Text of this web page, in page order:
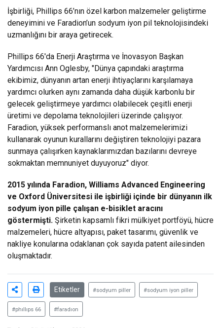
İşbirliği, Phillips 66’nın özel karbon malzemeler geliştirme
deneyimini ve Faradion’un sodyum iyon pil teknolojisindeki
uzmanlığını bir araya getirecek.
Phillips 66'da Enerji Araştırma ve İnovasyon Başkan
Yardımcısı Ann Oglesby, "Dünya çapındaki araştırma
ekibimiz, dünyanın artan enerji ihtiyaçlarını karşılamaya
yardımcı olurken aynı zamanda daha düşük karbonlu bir
gelecek geliştirmeye yardımcı olabilecek çeşitli enerji
üretimi ve depolama teknolojileri üzerinde çalışıyor.
Faradion, yüksek performanslı anot malzemelerimizi
kullanarak oyunun kurallarını değiştiren teknolojiyi pazara
sunmaya çalışırken kaynaklarımızdan bazılarını devreye
sokmaktan memnuniyet duyuyoruz" diyor.
2015 yılında Faradion, Williams Advanced Engineering
ve Oxford Üniversitesi ile işbirliği içinde bir dünyanın ilk
sodyum iyon pille çalışan e-bisiklet aracını
göstermişti. Şirketin kapsamlı fikri mülkiyet portföyü, hücre
malzemeleri, hücre altyapısı, paket tasarımı, güvenlik ve
nakliye konularına odaklanan çok sayıda patent ailesinden
oluşmaktadır.
Etiketler #sodyum piller #sodyum iyon piller
#phıllıps 66 #faradıon